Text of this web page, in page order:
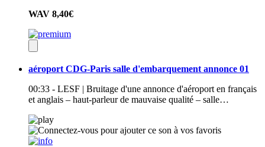
WAV 8,40€
aéroport CDG-Paris salle d'embarquement annonce 01
00:33 - LESF | Bruitage d'une annonce d'aéroport en français
et anglais – haut-parleur de mauvaise qualité – salle…